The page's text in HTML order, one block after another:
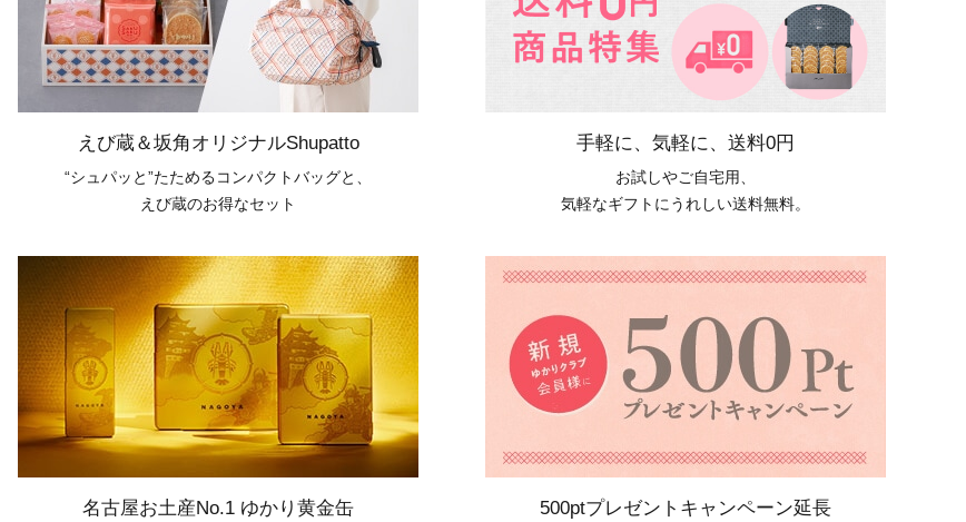
えび蔵＆坂角オリジナルShupatto
“シュパッと”たためるコンパクトバッグと、
えび蔵のお得なセット
手軽に、気軽に、送料0円
お試しやご自宅用、
気軽なギフトにうれしい送料無料。
名古屋お土産No.1 ゆかり黄金缶 500ptプレゼントキャンペーン延長